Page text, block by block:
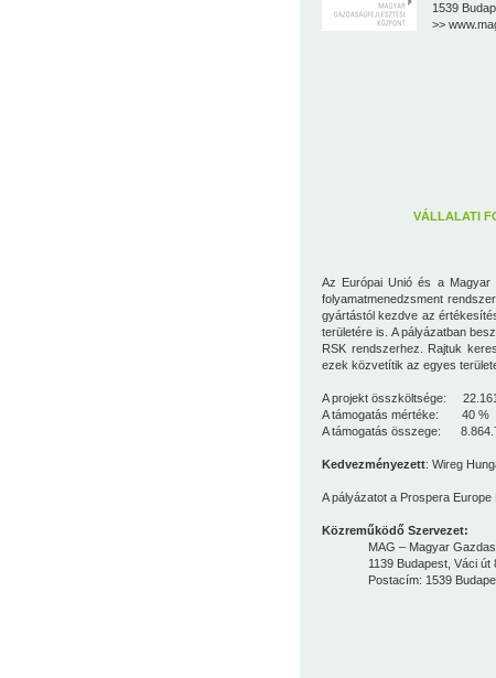
1539
>>
VÁLLALATI
Az Európai Unió és a Magyar
folyamatmenedzsment
gyártástól kezdve az
területére is. A pályázatban
RSK rendszerhez. Rajtuk
ezek közvetítik az egyes
A projekt összköltsége:
A támogatás mértéke: 40 %
A támogatás összege:
Kedvezményezett: Wireg
A pályázatot a Prospera Europe
Közreműködő Szervezet:
MAG – Magyar
1139 Budapest, Váci út
Postacím: 1539